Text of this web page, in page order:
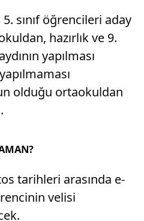
sınıf öğrencileri aday
hazırlık ve 9.
yapılması
olduğu ortaokuldan
tarihleri arasında e-
velisi